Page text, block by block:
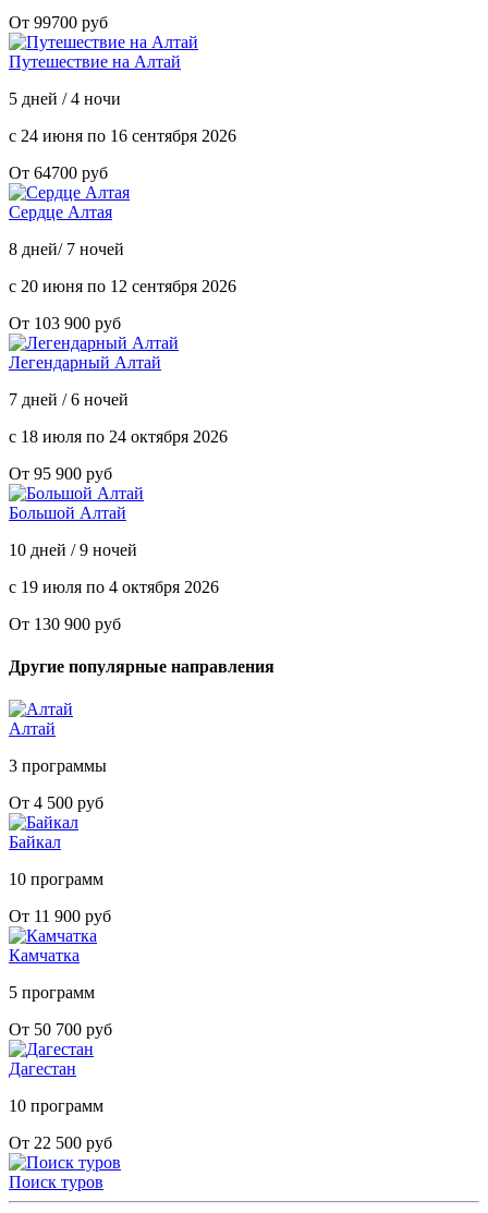
От 99700 руб
Путешествие на Алтай
5 дней / 4 ночи
с 24 июня по 16 сентября 2026
От 64700 руб
Сердце Алтая
8 дней/ 7 ночей
с 20 июня по 12 сентября 2026
От 103 900 руб
Легендарный Алтай
7 дней / 6 ночей
с 18 июля по 24 октября 2026
От 95 900 руб
Большой Алтай
10 дней / 9 ночей
с 19 июля по 4 октября 2026
От 130 900 руб
Другие популярные направления
Алтай
3 программы
От 4 500 руб
Байкал
10 программ
От 11 900 руб
Камчатка
5 программ
От 50 700 руб
Дагестан
10 программ
От 22 500 руб
Поиск туров